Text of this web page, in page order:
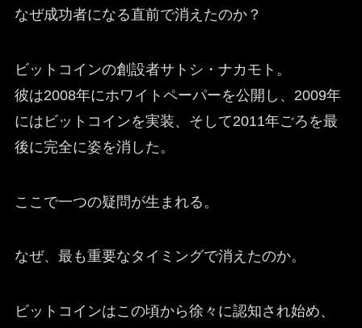
なぜ成功者になる直前で消えたのか？
ビットコインの創設者サトシ・ナカモト。
彼は2008年にホワイトペーパーを公開し、2009年
にはビットコインを実装、そして2011年ごろを最
後に完全に姿を消した。
ここで一つの疑問が生まれる。
なぜ、最も重要なタイミングで消えたのか。
ビットコインはこの頃から徐々に認知され始め、